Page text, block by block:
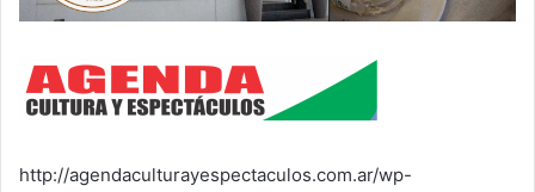
http://agendaculturayespectaculos.com.ar/wp-